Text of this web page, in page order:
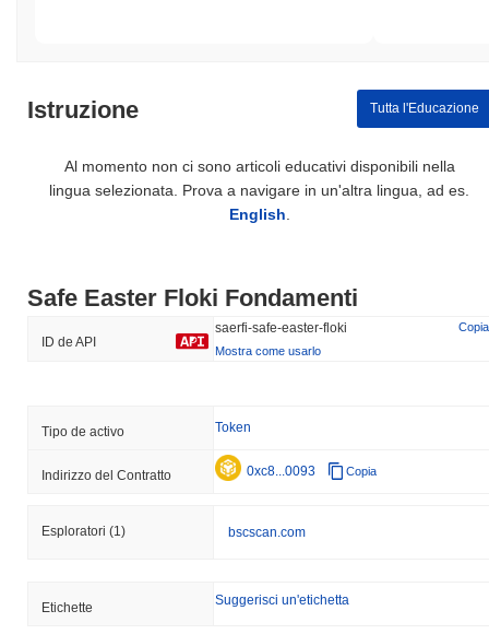
Istruzione Tutta l'Educazione
Al momento non ci sono articoli educativi disponibili nella
lingua selezionata. Prova a navigare in un'altra lingua, ad es.
English
Safe Easter Floki Fondamenti
ID de API
saerfi-safe-easter-floki
Copia
Mostra come usarlo
Tipo de activo Token
Indirizzo del Contratto 0xc8...0093 Copia
Esploratori (1) bscscan.com
Etichette Suggerisci un'etichetta